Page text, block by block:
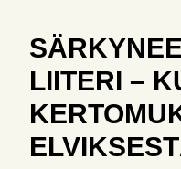
LIITERI –